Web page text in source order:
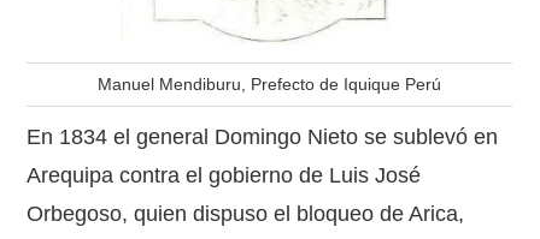
Manuel Mendiburu, Prefecto de Iquique Perú
En 1834 el general Domingo Nieto se sublevó en
Arequipa contra el gobierno de Luis José
Orbegoso, quien dispuso el bloqueo de Arica,